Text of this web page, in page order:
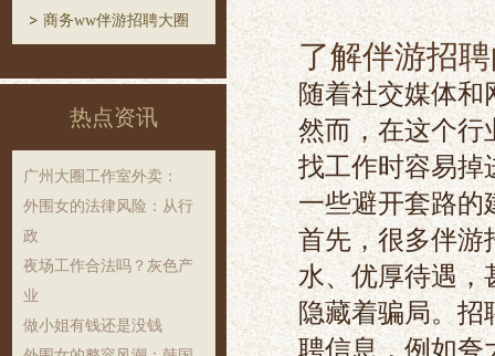
商务ww伴游招聘大圈
热点资讯
‌广州大圈工作室外卖‌：
外围女的法律风险：从行
政
夜场工作合法吗？灰色产
业
做小姐有钱还是没钱
了解伴游招
随着社交媒体和
然而，在这个行
找工作时容易掉
一些避开套路的
首先，很多伴游
水、优厚待遇，
隐藏着骗局。
聘信息，例如夸